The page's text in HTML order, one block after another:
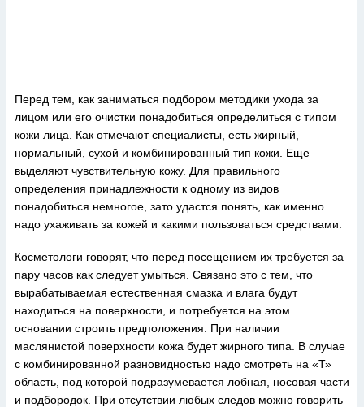
Перед тем, как заниматься подбором методики ухода за
лицом или его очистки понадобиться определиться с типом
кожи лица. Как отмечают специалисты, есть жирный,
нормальный, сухой и комбинированный тип кожи. Еще
выделяют чувствительную кожу. Для правильного
определения принадлежности к одному из видов
понадобиться немногое, зато удастся понять, как именно
надо ухаживать за кожей и какими пользоваться средствами.
Косметологи говорят, что перед посещением их требуется за
пару часов как следует умыться. Связано это с тем, что
вырабатываемая естественная смазка и влага будут
находиться на поверхности, и потребуется на этом
основании строить предположения. При наличии
маслянистой поверхности кожа будет жирного типа. В случае
с комбинированной разновидностью надо смотреть на «Т»
область, под которой подразумевается лобная, носовая части
и подбородок. При отсутствии любых следов можно говорить